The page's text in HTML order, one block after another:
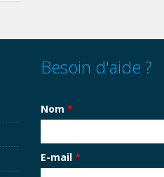
Besoin d'aide ?
Nom *
E-mail *